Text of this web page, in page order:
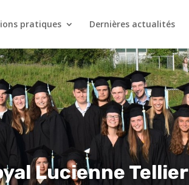
pratiques Dernières actualités
Lucienne Tellier